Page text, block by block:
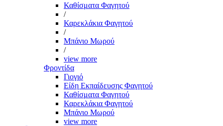
Καθίσματα Φαγητού
/
Καρεκλάκια Φαγητού
/
Μπάνιο Μωρού
/
view more
Φροντίδα
Γιογιό
Είδη Εκπαίδευσης Φαγητού
Καθίσματα Φαγητού
Καρεκλάκια Φαγητού
Μπάνιο Μωρού
view more